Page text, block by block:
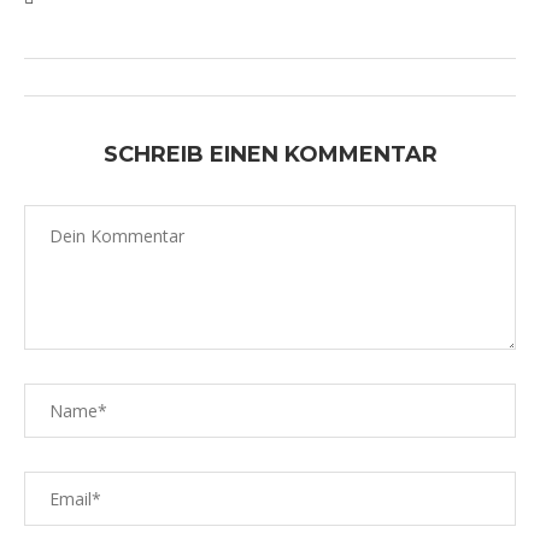
SCHREIB EINEN KOMMENTAR